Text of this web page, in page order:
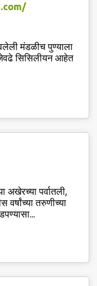
मंडळीच पुण्याला
सिसिलीयन आहेत
अखेरच्या पर्वातली,
वर्षांच्या तरुणीच्या